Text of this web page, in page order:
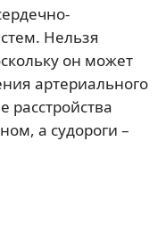
Нельзя
он может
артериального
а судороги –